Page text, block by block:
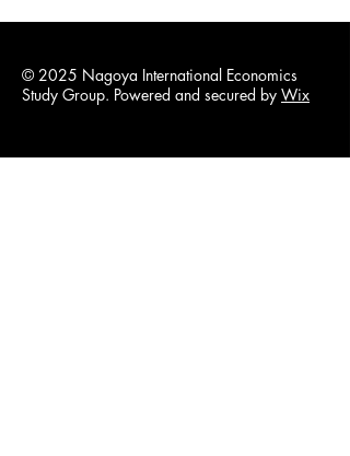
© 2025 Nagoya International Economics
Study Group. Powered and secured by Wix